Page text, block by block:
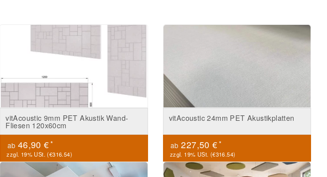
vitAcoustic 9mm PET Akustik Wand-
Fliesen 120x60cm
ab 46,90 €*
zzgl. 19% USt. (€316.54)
vitAcoustic 24mm PET Akustikplatten
ab 227,50 €*
zzgl. 19% USt. (€316.54)